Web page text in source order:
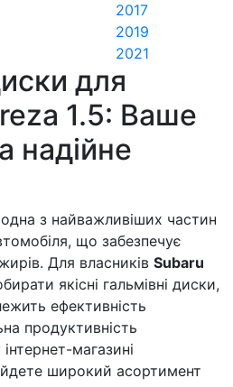
2017
2019
2021
для
1.5: Ваше
надійне
з найважливіших частин
що забезпечує
Для власників Subaru
якісні гальмівні диски,
ефективність
продуктивність
магазині
широкий асортимент